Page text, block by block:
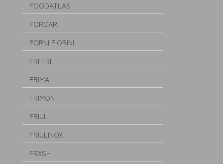
FOODATLAS
FORCAR
FORNI FIORINI
FRI FRI
FRIMA
FRIMONT
FRIUL
FRIULINOX
FRXSH